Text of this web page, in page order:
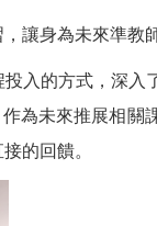
讓身為未來準教
入的方式，深
為未來推展相關
的回饋。